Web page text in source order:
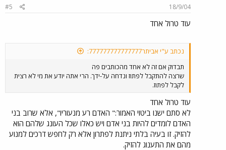
18/9/04
#5
עוד טרול אחד
נכתב ע"י אביתר777777777777777:
תבדוק אם זה לא אחד מהכותבים פה
שרצה להתקבל לפתוז ונדחה על-ידך. הרי אתה יודע את מי לא רצית
לקבל לפתוז.
עוד טרול אחד
לא סתם ישנו ביטוי האמור:" האדם רע מנעוריו", אלא שרוב בני
האדם לומדים להיות בני אדם ויש כאלו שכל העונג שלהם הוא
להזיק. זו בעיה בלתי ניתנת לפתרון אלא רק לחפש דרכים למנוע
מהם את התענוג להזיק.